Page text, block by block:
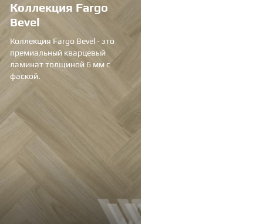
Коллекция Fargo
Bevel
Коллекция Fargo Bevel - это
премиальный кварцевый
ламинат толщиной 6 мм с
фаской.